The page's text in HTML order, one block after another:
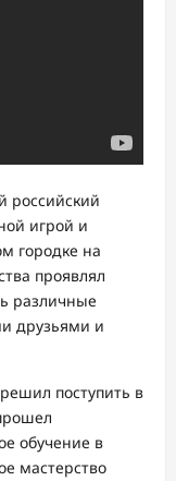
российский
игрой и
городке на
проявлял
различные
друзьями и
поступить в
обучение в
мастерство